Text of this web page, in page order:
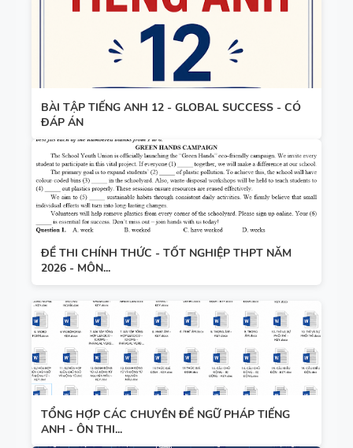
UNIT -
TIẾNG ANH
7 - GLOBAL
HỌC KỲ 1 -
TÓM TẮT
CHUYÊN ĐỀ
- PDF AI
SPEAKING
TIẾNG ANH
SPEAKING -
TIẾNG ANH
4 -
CAMBRIDG
E
BÀI TẬP TIẾNG ANH 12 - GLOBAL SUCCESS - CÓ
ĐÁP ÁN
ĐỀ THI CHÍNH THỨC - TỐT NGHIỆP THPT NĂM
2026 - MÔN...
TỔNG HỢP CÁC CHUYÊN ĐỀ NGỮ PHÁP TIẾNG
ANH - ÔN THI...